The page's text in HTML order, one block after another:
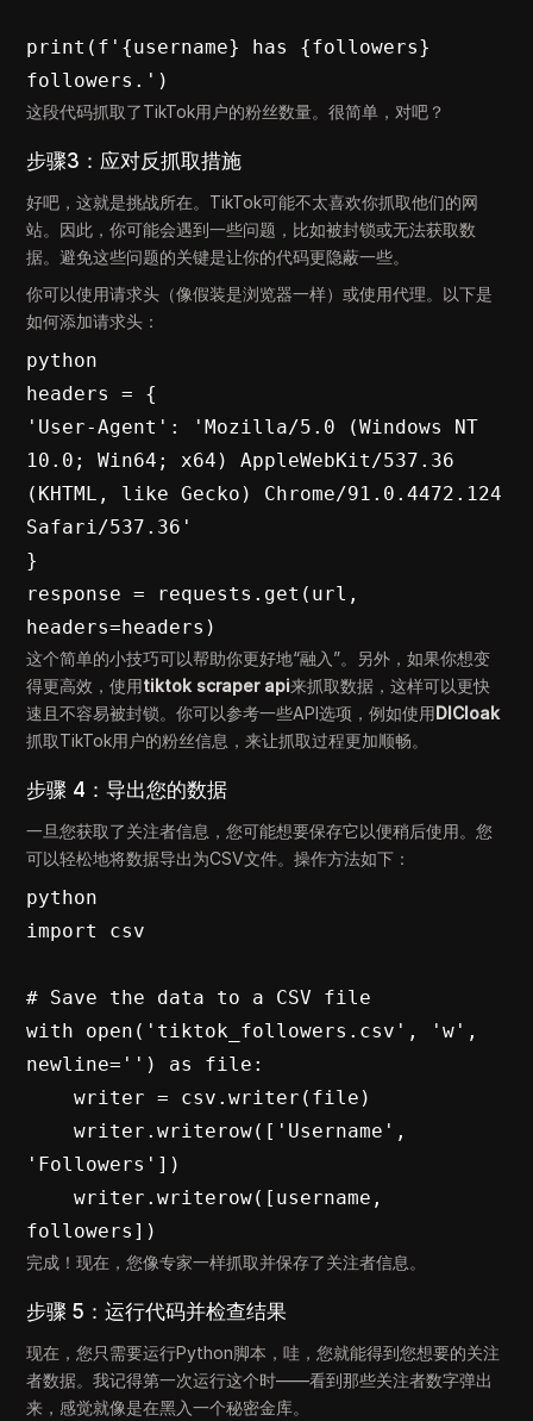
print(f'{username} has {followers}
followers.')
这段代码抓取了TikTok用户的粉丝数量。很简单，对吧？
步骤3：应对反抓取措施
好吧，这就是挑战所在。TikTok可能不太喜欢你抓取他们的网
站。因此，你可能会遇到一些问题，比如被封锁或无法获取数
据。避免这些问题的关键是让你的代码更隐蔽一些。
你可以使用请求头（像假装是浏览器一样）或使用代理。以下是
如何添加请求头：
python
headers = {
'User-Agent': 'Mozilla/5.0 (Windows NT
10.0; Win64; x64) AppleWebKit/537.36
(KHTML, like Gecko) Chrome/91.0.4472.124
Safari/537.36'
}
response = requests.get(url,
headers=headers)
这个简单的小技巧可以帮助你更好地“融入”。另外，如果你想变
得更高效，使用tiktok scraper api来抓取数据，这样可以更快
速且不容易被封锁。你可以参考一些API选项，例如使用DICloak
抓取TikTok用户的粉丝信息，来让抓取过程更加顺畅。
步骤 4：导出您的数据
一旦您获取了关注者信息，您可能想要保存它以便稍后使用。您
可以轻松地将数据导出为CSV文件。操作方法如下：
python
import csv
# Save the data to a CSV file
with open('tiktok_followers.csv', 'w',
newline='') as file:
    writer = csv.writer(file)
    writer.writerow(['Username',
'Followers'])
    writer.writerow([username,
followers])
完成！现在，您像专家一样抓取并保存了关注者信息。
步骤 5：运行代码并检查结果
现在，您只需要运行Python脚本，哇，您就能得到您想要的关注
者数据。我记得第一次运行这个时——看到那些关注者数字弹出
来，感觉就像是在黑入一个秘密金库。